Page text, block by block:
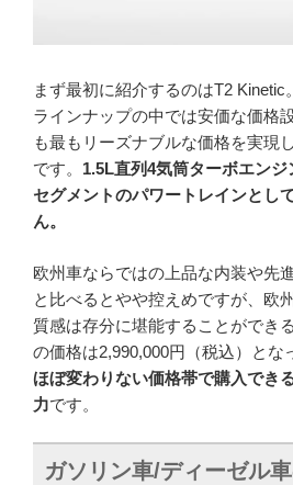
まず最初に紹介するのはT2
ラインナップの中では安価な価格
も最もリーズナブルな価格を実現
です。 1.5L直列4気筒ターボエン
セグメントのパワートレインとし
ん。
欧州車ならではの上品な内装や先
と比べるとやや控えめですが、欧
質感は存分に堪能することができ
の価格は2,990,000円（税込）とな
ほぼ変わりない価格帯で購入でき
力です。
ガソリン車/ディーゼル